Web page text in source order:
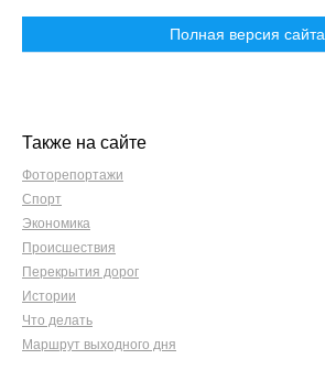
Полная версия сайта
Также на сайте
Фоторепортажи
Спорт
Экономика
Происшествия
Перекрытия дорог
Истории
Что делать
Маршрут выходного дня